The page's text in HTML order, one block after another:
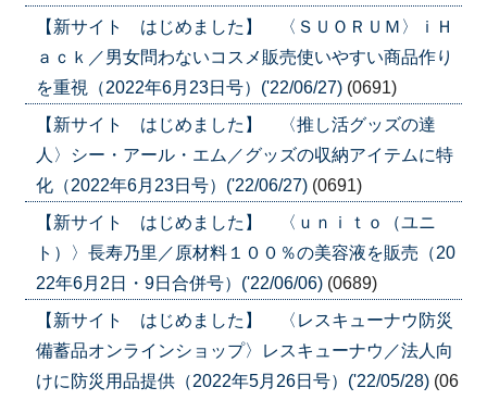
【新サイト はじめました】 〈ＳＵＯＲＵＭ〉ｉＨ
ａｃｋ／男女問わないコスメ販売使いやすい商品作り
を重視（2022年6月23日号）('22/06/27) (0691)
【新サイト はじめました】 〈推し活グッズの達
人〉シー・アール・エム／グッズの収納アイテムに特
化（2022年6月23日号）('22/06/27) (0691)
【新サイト はじめました】 〈ｕｎｉｔｏ（ユニ
ト）〉長寿乃里／原材料１００％の美容液を販売（20
22年6月2日・9日合併号）('22/06/06) (0689)
【新サイト はじめました】 〈レスキューナウ防災
備蓄品オンラインショップ〉レスキューナウ／法人向
けに防災用品提供（2022年5月26日号）('22/05/28) (06